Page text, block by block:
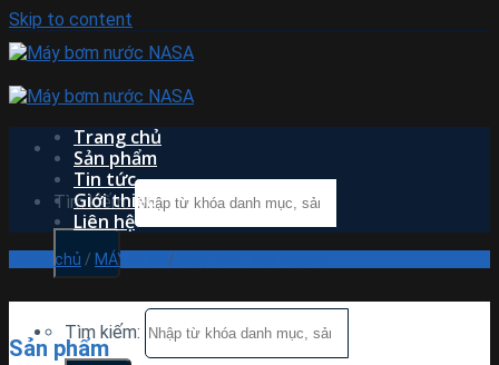
Skip to content
Tìm kiếm:
Tìm kiếm:
Trang chủ
Sản phẩm
Tin tức
Giới thiệu
Liên hệ
Trang chủ / MÁY BƠM /
Sản phẩm